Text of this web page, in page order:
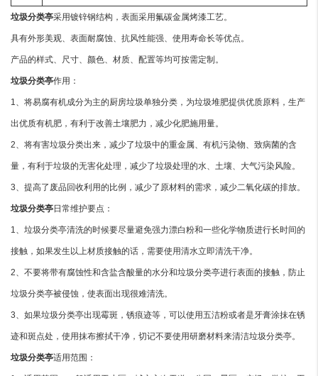
垃圾分类亭采用镀锌钢结构，表面采用氟碳金属烤漆工艺。
具有外形美观、表面耐腐蚀、抗风性能强、使用寿命长等优点。
产品的样式、尺寸、颜色、材质、配置等均可按需定制。
垃圾分类亭作用：
1、将易腐有机成分为主的厨房垃圾单独分类，为垃圾堆肥提供优质原料，生产
出优质有机肥，有利于改善土壤肥力，减少化肥施用量。
2、将有害垃圾分类出来，减少了垃圾中的重金属、有机污染物、致病菌的含
量，有利于垃圾的无害化处理，减少了垃圾处理的水、土壤、大气污染风险。
3、提高了废品回收利用的比例，减少了原材料的需求，减少二氧化碳的排放。
垃圾分类亭日常维护要点：
1、垃圾分类亭清洗的时候要尽量避免强力漂白粉和一些化学物质进行长时间的
接触，如果发生以上材质接触的话，需要使用清水立即清洗干净。
2、不要将带有腐蚀性和含盐含酸量的水分和垃圾分类亭进行表面的接触，防止
垃圾分类亭被侵蚀，使表面出现很难清洗。
3、如果垃圾分类亭出现霉斑，锈痕迹等，可以使用五洁粉或者是牙膏涂抹在锈
迹和斑点处，使用抹布擦拭干净，切记不要使用研磨材料来清洁垃圾分类亭。
垃圾分类亭适用范围：